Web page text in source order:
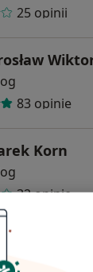
25 opinii
83 opinie
Korn
32 opinie
Blukacz